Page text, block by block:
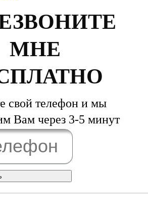
МНЕ
свой телефон и мы
Вам через 3-5 минут